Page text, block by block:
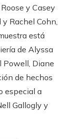
y Casey
Rachel Cohn,
está
de Alyssa
Powell, Diane
de hechos
especial a
Gallogly y